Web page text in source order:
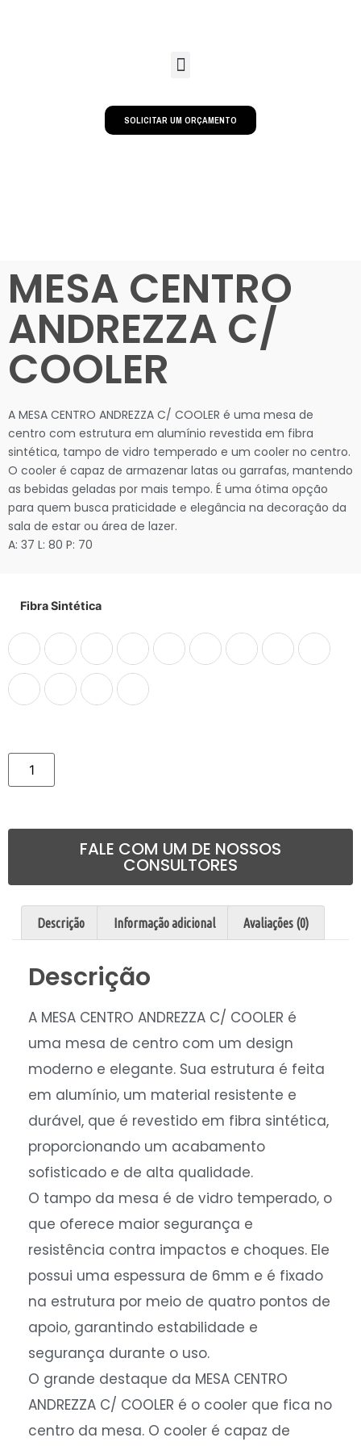
SOLICITAR UM ORÇAMENTO
MESA CENTRO
ANDREZZA C/
COOLER
A MESA CENTRO ANDREZZA C/ COOLER é uma mesa de
centro com estrutura em alumínio revestida em fibra
sintética, tampo de vidro temperado e um cooler no centro.
O cooler é capaz de armazenar latas ou garrafas, mantendo
as bebidas geladas por mais tempo. É uma ótima opção
para quem busca praticidade e elegância na decoração da
sala de estar ou área de lazer.
A: 37 L: 80 P: 70
Fibra Sintética
FALE COM UM DE NOSSOS
CONSULTORES
Descrição Informação adicional Avaliações (0)
Descrição
A MESA CENTRO ANDREZZA C/ COOLER é
uma mesa de centro com um design
moderno e elegante. Sua estrutura é feita
em alumínio, um material resistente e
durável, que é revestido em fibra sintética,
proporcionando um acabamento
sofisticado e de alta qualidade.
O tampo da mesa é de vidro temperado, o
que oferece maior segurança e
resistência contra impactos e choques. Ele
possui uma espessura de 6mm e é fixado
na estrutura por meio de quatro pontos de
apoio, garantindo estabilidade e
segurança durante o uso.
O grande destaque da MESA CENTRO
ANDREZZA C/ COOLER é o cooler que fica no
centro da mesa. O cooler é capaz de